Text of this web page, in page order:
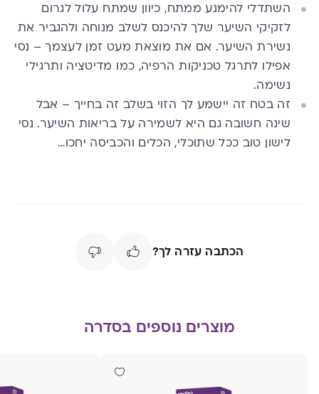
השתדלי להימנע ממתח, כיוון שמתח עלול לגרום
לזקיקי השיער שלך להיכנס לשלב מנוחה ולהגביר את
נשירת השיער. אם את מוצאת מעט זמן לעצמך – נסי
אפילו לתרגל טכניקות הרפיה, כמו מדיטציה ותרגילי
נשימה.
זה בטח זה יישמע לך הזוי בשלב זה בחייך – אבל
שינה חשובה גם היא לשמירה על בריאות השיער. נסי
לישון טוב ככל שתוכלי, הכלים והכביסה יחכו…
הכתבה עזרה לך?
מוצרים נוספים בסדרה